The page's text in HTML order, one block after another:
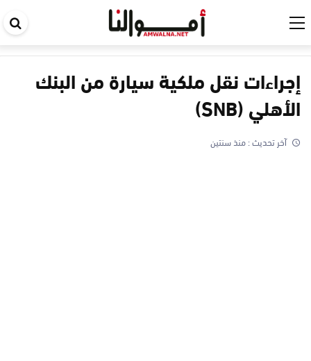
إجراءات نقل ملكية سيارة من البنك
الأهلي (SNB)
آخر تحديث :منذ سنتين